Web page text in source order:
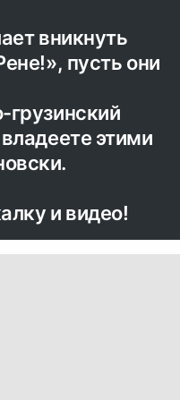
вникнуть
пусть они
этими
и видео!